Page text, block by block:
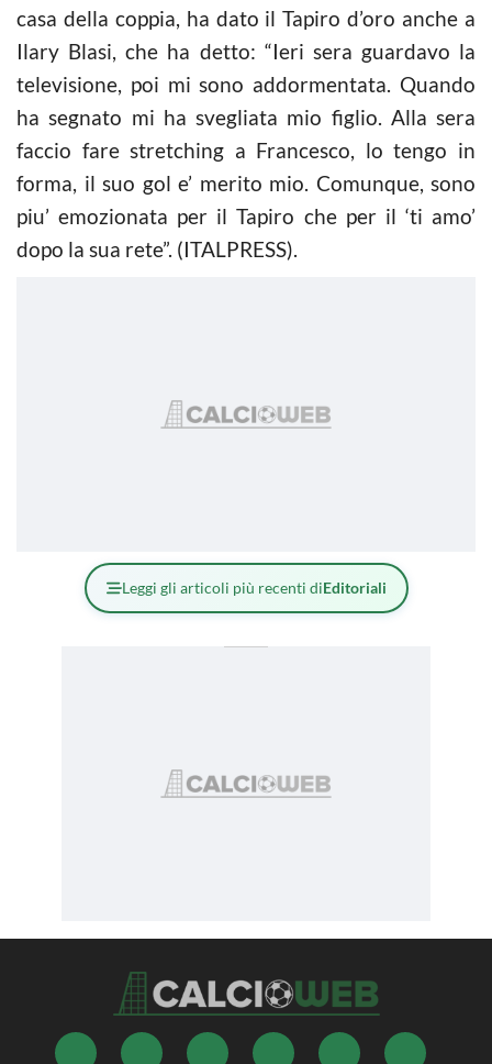
casa della coppia, ha dato il Tapiro d’oro anche a
Ilary Blasi, che ha detto: “Ieri sera guardavo la
televisione, poi mi sono addormentata. Quando
ha segnato mi ha svegliata mio figlio. Alla sera
faccio fare stretching a Francesco, lo tengo in
forma, il suo gol e’ merito mio. Comunque, sono
piu’ emozionata per il Tapiro che per il ‘ti amo’
dopo la sua rete”. (ITALPRESS).
Leggi gli articoli più recenti diEditoriali